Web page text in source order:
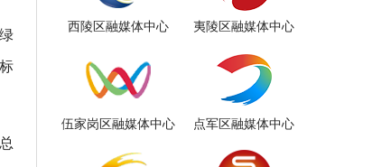
西陵区融媒体中心 夷陵区融媒体中心
伍家岗区融媒体中心 点军区融媒体中心